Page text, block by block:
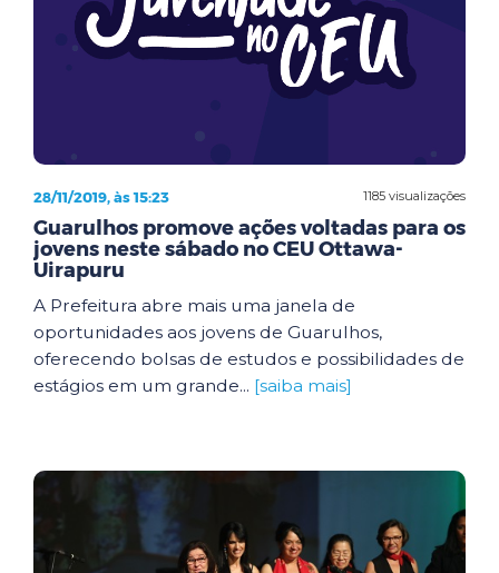
1185 visualizações
28/11/2019, às 15:23
Guarulhos promove ações voltadas para os
jovens neste sábado no CEU Ottawa-
Uirapuru
A Prefeitura abre mais uma janela de
oportunidades aos jovens de Guarulhos,
oferecendo bolsas de estudos e possibilidades de
estágios em um grande... [saiba mais]